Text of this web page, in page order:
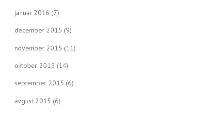
januar 2016 (7)
december 2015 (9)
november 2015 (11)
oktober 2015 (14)
september 2015 (6)
avgust 2015 (6)